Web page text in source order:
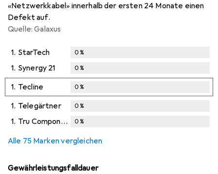
«Netzwerkkabel» innerhalb der ersten 24 Monate einen
Defekt auf.
Quelle: Galaxus
1. StarTech 0%
1. Synergy 21 0%
1. Tecline 0%
1. Telegärtner 0%
1. Tru Components 0%
Alle 75 Marken vergleichen
Gewährleistungsfalldauer